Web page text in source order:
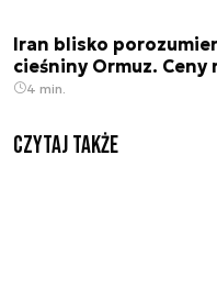
Iran blisko
cieśniny Ormuz. Ceny
4 min.
Czytaj także